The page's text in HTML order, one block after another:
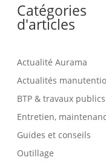
Catégories
d'articles
Actualité Aurama
Actualités
BTP & travaux publics
Entretien,
Guides et conseils
Outillage